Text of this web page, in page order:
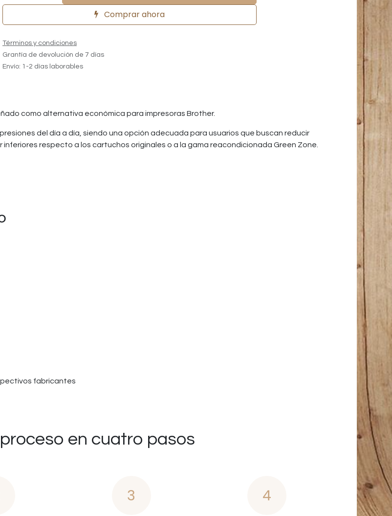
Comprar ahora
Términos y condiciones
Grantía de devolución de 7 días
Envío: 1-2 días laborables
como alternativa económica para impresoras Brother.
del día a día, siendo una opción adecuada para usuarios que buscan reducir
respecto a los cartuchos originales o a la gama reacondicionada Green Zone.
fabricantes
en cuatro pasos
3 4